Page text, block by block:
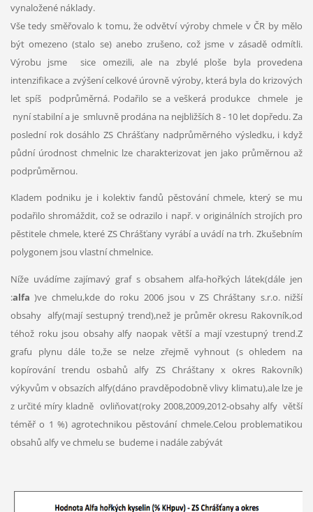
vynaložené náklady.
Vše tedy směřovalo k tomu, že odvětví výroby chmele v ČR by mělo
být omezeno (stalo se) anebo zrušeno, což jsme v zásadě odmítli.
Výrobu jsme sice omezili, ale na zbylé ploše byla provedena
intenzifikace a zvýšení celkové úrovně výroby, která byla do krizových
let spíš podprůměrná. Podařilo se a veškerá produkce chmele je
nyní stabilní a je smluvně prodána na nejbližších 8 - 10 let dopředu. Za
poslední rok dosáhlo ZS Chrášťany nadprůměrného výsledku, i když
půdní úrodnost chmelnic lze charakterizovat jen jako průměrnou až
podprůměrnou.
Kladem podniku je i kolektiv fandů pěstování chmele, který se mu
podařilo shromáždit, což se odrazilo i např. v originálních strojích pro
pěstitele chmele, které ZS Chrášťany vyrábí a uvádí na trh. Zkušebním
polygonem jsou vlastní chmelnice.
Níže uvádíme zajímavý graf s obsahem alfa-hořkých látek(dále jen
:alfa)ve chmelu,kde do roku 2006 jsou v ZS Chráštany s.r.o. nižší
obsahy alfy(mají sestupný trend),než je průměr okresu Rakovník,od
téhož roku jsou obsahy alfy naopak větší a mají vzestupný trend.Z
grafu plynu dále to,že se nelze zřejmě vyhnout (s ohledem na
kopírování trendu osbahů alfy ZS Chráštany x okres Rakovník)
výkyvům v obsazích alfy(dáno pravděpodobně vlivy klimatu),ale lze je
z určité míry kladně ovliňovat(roky 2008,2009,2012-obsahy alfy větší
téměř o 1 %) agrotechnikou pěstování chmele.Celou problematikou
obsahů alfy ve chmelu se budeme i nadále zabývát